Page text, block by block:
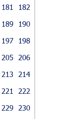
181
182
189
190
197
198
205
206
213
214
221
222
229
230